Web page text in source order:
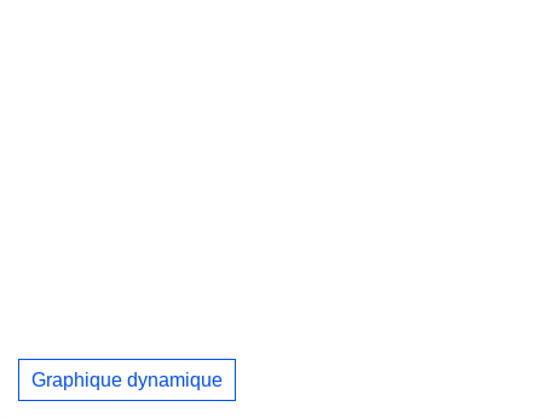
Graphique dynamique